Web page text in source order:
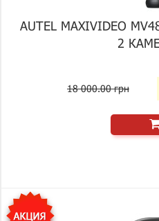
AUTEL MAXIVIDEO
2
18 000.00 грн